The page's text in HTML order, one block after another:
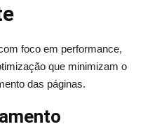
foco em performance,
que minimizam o
das páginas.